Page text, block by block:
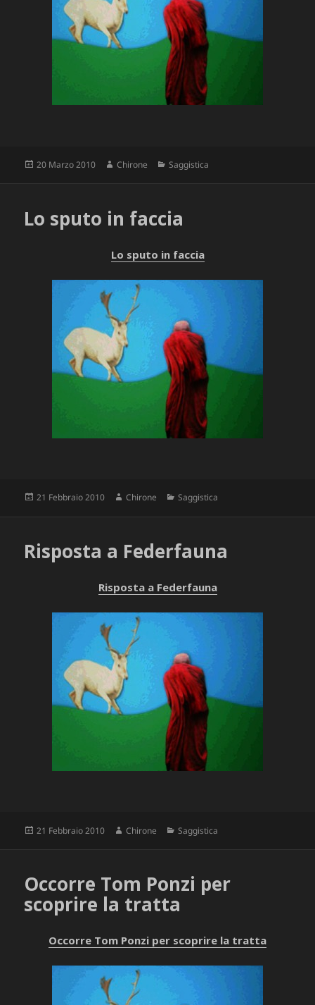
Scritto
20 Marzo 2010 Autore
Chirone Categorie
Saggistica
Lo sputo in faccia
Lo sputo in faccia
Scritto
21 Febbraio 2010 Autore
Chirone Categorie
Saggistica
Risposta a Federfauna
Risposta a Federfauna
Scritto
21 Febbraio 2010 Autore
Chirone Categorie
Saggistica
Occorre Tom Ponzi per
scoprire la tratta
Occorre Tom Ponzi per scoprire la tratta